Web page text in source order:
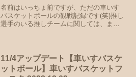
名前はいっちょ前ですが、ただの車いす
バスケットボールの観戦記録です(笑)推し
選手のいる推しチームに関しては、まだ
た。akibir...
11/4アップデート【車いすバスケ
ットボール】車いすバスケットフ